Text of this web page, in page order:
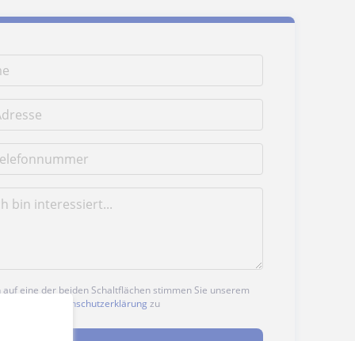
auf eine der beiden Schaltflächen stimmen Sie unserem
Datenschutzerklärung zu